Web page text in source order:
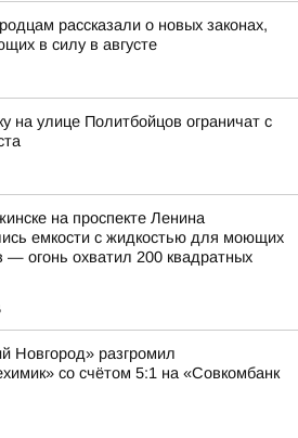
рассказали о новых законах,
в силу в августе
на улице Политбойцов ограничат с
на проспекте Ленина
емкости с жидкостью для моющих
— огонь охватил 200 квадратных
Новгород» разгромил
со счётом 5:1 на «Совкомбанк